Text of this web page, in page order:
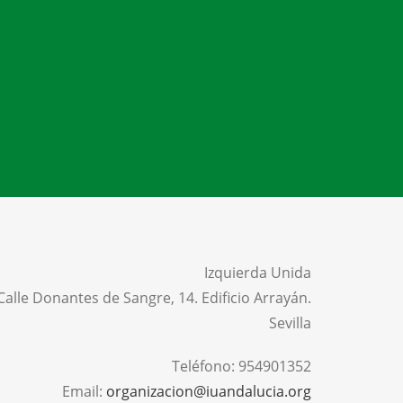
Izquierda Unida
Donantes de Sangre, 14. Edificio Arrayán.
Sevilla
Teléfono: 954901352
Email: organizacion@iuandalucia.org